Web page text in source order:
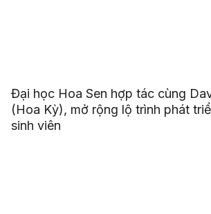
Đại học Hoa Sen hợp tác cùng
(Hoa Kỳ), mở rộng lộ trình phát
sinh viên